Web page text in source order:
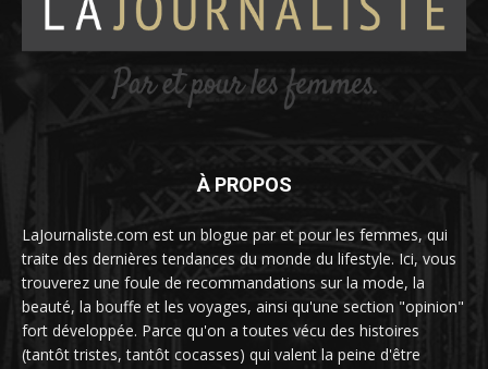
À PROPOS
LaJournaliste.com est un blogue par et pour les femmes, qui
traite des dernières tendances du monde du lifestyle. Ici, vous
trouverez une foule de recommandations sur la mode, la
beauté, la bouffe et les voyages, ainsi qu'une section "opinion"
fort développée. Parce qu'on a toutes vécu des histoires
(tantôt tristes, tantôt cocasses) qui valent la peine d'être